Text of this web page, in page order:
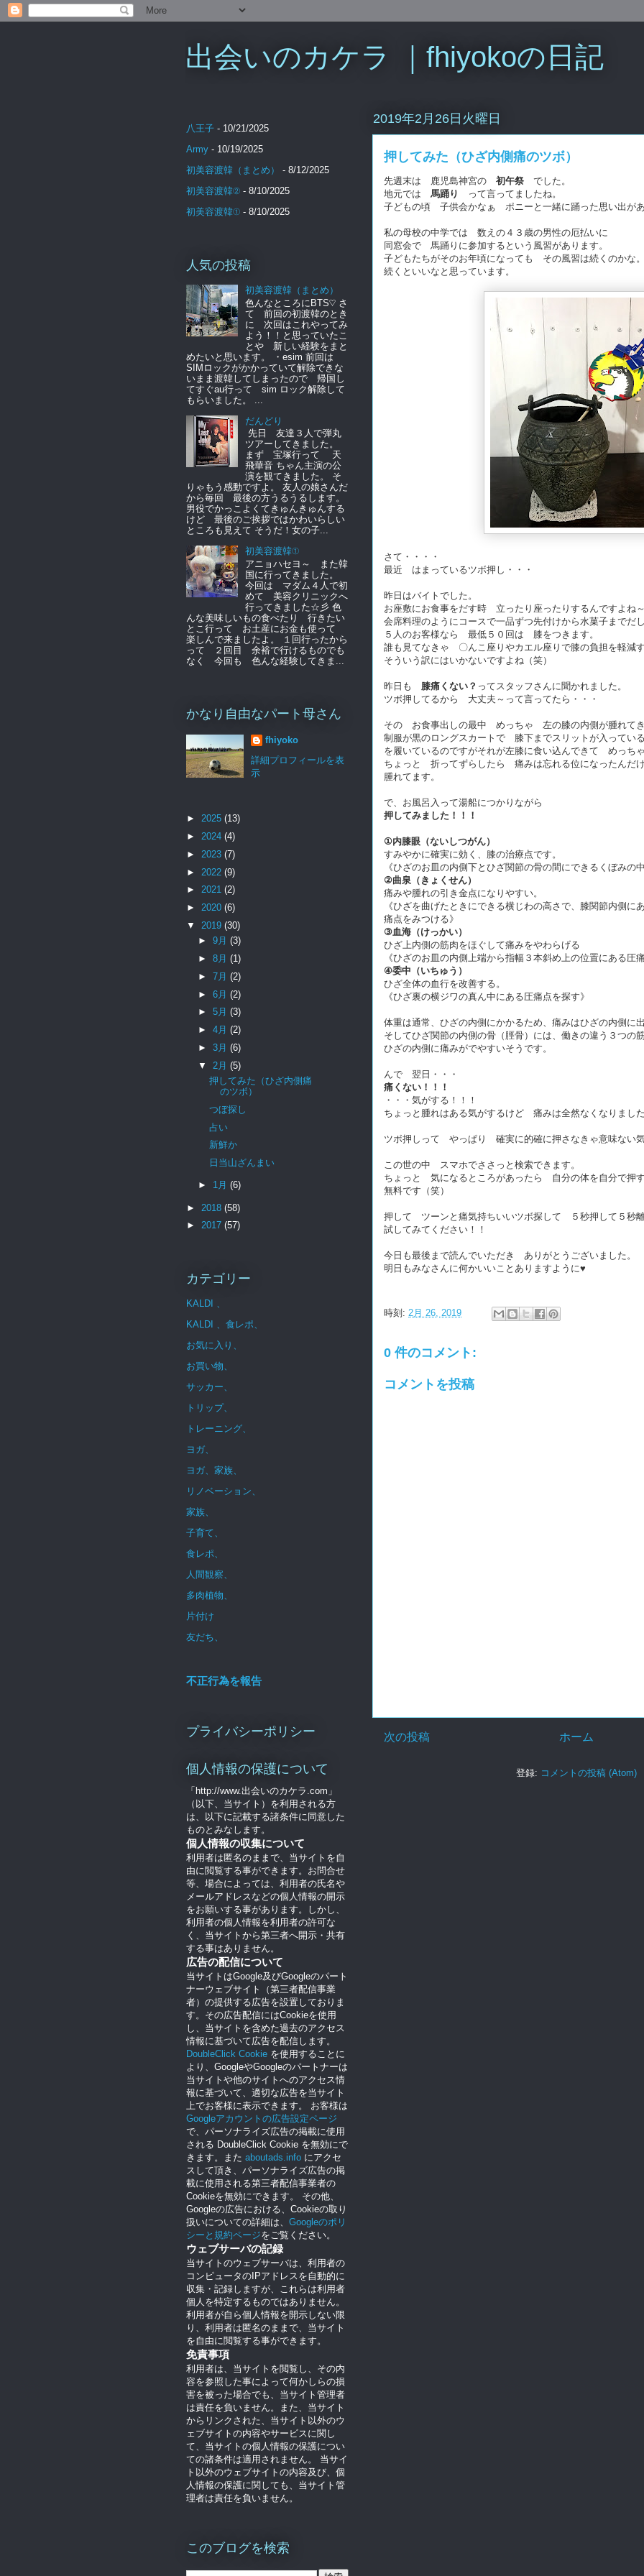
出会いのカケラ ｜fhiyokoの日記
2019年2月26日火曜日
押してみた（ひざ内側痛のツボ）
先週末は 鹿児島神宮の 初午祭 でした。
地元では 馬踊り
って言ってましたね。
子どもの頃 子供会かなぁ ポニーと一緒に踊った思い出が
私の母校の中学では 数えの４３歳の男性の厄払いに
同窓会で 馬踊りに参加するという風習があります。
子どもたちがそのお年頃になっても その風習は続くのかな
続くといいなと思っています。
さて・・・・
最近 はまっているツボ押し・・・
昨日はバイトでした。
お座敷にお食事をだす時 立ったり座ったりするんですよね
会席料理のようにコースで一品ずつ先付けから水菓子までだ
５人のお客様なら 最低５０回は 膝をつきます。
誰も見てなきゃ 〇んこ座りやカエル座りで膝の負担を軽減
そういう訳にはいかないですよね（笑）
昨日も 膝痛くない？ ってスタッフさんに聞かれました。
ツボ押してるから 大丈夫～って言ってたら・・・
その お食事出しの最中 めっちゃ 左の膝の内側が腫れて
制服が黒のロングスカートで 膝下までスリットが入ってい
を履いているのですがそれが左膝に食い込んできて めっち
ちょっと 折ってずらしたら 痛みは忘れる位になったんだ
腫れてます。
で、お風呂入って湯船につかりながら
押してみました！！！
①内膝眼（ないしつがん）
すみやかに確実に効く、膝の治療点です。
《ひざのお皿の内側下とひざ関節の骨の間にできるくぼみの
②曲泉（きょくせん）
痛みや腫れの引き金点になりやすい。
《ひざを曲げたときにできる横じわの高さで、膝関節内側に
痛点をみつける》
③血海（けっかい）
ひざ上内側の筋肉をほぐして痛みをやわらげる
《ひざのお皿の内側上端から指幅３本斜め上の位置にある圧
④委中（いちゅう）
ひざ全体の血行を改善する。
《ひざ裏の横ジワの真ん中にある圧痛点を探す》
体重は通常、ひざの内側にかかるため、痛みはひざの内側に
そしてひざ関節の内側の骨（脛骨）には、働きの違う３つの
ひざの内側に痛みがでやすいそうです。
んで 翌日・・・
痛くない！！！
・・・気がする！！！
ちょっと腫れはある気がするけど 痛みは全然なくなりまし
ツボ押しって やっぱり 確実に的確に押さなきゃ意味ない
この世の中 スマホでささっと検索できます。
ちょっと 気になるところがあったら 自分の体を自分で押
無料です（笑）
押して ツーンと痛気持ちいいツボ探して ５秒押して５秒
試してみてください！！
今日も最後まで読んでいただき ありがとうございました。
明日もみなさんに何かいいことありますように♥
時刻: 2月 26, 2019
0 件のコメント:
コメントを投稿
次の投稿 ホーム
登録: コメントの投稿 (Atom)
八王子 - 10/21/2025
Army - 10/19/2025
初美容渡韓（まとめ）
- 8/12/2025
初美容渡韓② - 8/10/2025
初美容渡韓① - 8/10/2025
人気の投稿
初美容渡韓（まとめ）
色んなところにBTS♡ さ
て 前回の初渡韓のとき
に 次回はこれやってみ
よう！！と思っていたこ
とや 新しい経験をまと
めたいと思います。 ・esim 前回は
SIMロックがかかっていて解除できな
いまま渡韓してしまったので 帰国し
てすぐau行って sim ロック解除して
もらいました。 ...
だんどり
先日 友達３人で弾丸
ツアーしてきました。
まず 宝塚行って 天
飛華音 ちゃん主演の公
演を観てきました。 そ
りゃもう感動ですよ。 友人の娘さんだ
から毎回 最後の方うるうるします。
男役でかっこよくてきゅんきゅんする
けど 最後のご挨拶ではかわいらしい
ところも見えて そうだ！女の子...
初美容渡韓①
アニョハセヨ～ また韓
国に行ってきました。
今回は マダム４人で初
めて 美容クリニックへ
行ってきました☆彡 色
んな美味しいもの食べたり 行きたい
とこ行って お土産にお金も使って
楽しんで来ましたよ。 １回行ったから
って ２回目 余裕で行けるものでも
なく 今回も 色んな経験してきま...
かなり自由なパート母さん
fhiyoko
詳細プロフィールを表
示
► 2025 (13)
► 2024 (4)
► 2023 (7)
► 2022 (9)
► 2021 (2)
► 2020 (6)
▼ 2019 (30)
► 9月 (3)
► 8月 (1)
► 7月 (2)
► 6月 (2)
► 5月 (3)
► 4月 (2)
► 3月 (6)
▼ 2月 (5)
押してみた（ひざ内側痛
のツボ）
つぼ探し
占い
新鮮か
日当山ざんまい
► 1月 (6)
► 2018 (58)
► 2017 (57)
カテゴリー
KALDI 、
KALDI 、食レポ、
お気に入り、
お買い物、
サッカー、
トリップ、
トレーニング、
ヨガ、
ヨガ、家族、
リノベーション、
家族、
子育て、
食レポ、
人間観察、
多肉植物、
片付け
友だち、
不正行為を報告
プライバシーポリシー
個人情報の保護について
「http://www.出会いのカケラ.com」
（以下、当サイト）を利用される方
は、以下に記載する諸条件に同意した
ものとみなします。
個人情報の収集について
利用者は匿名のままで、当サイトを自
由に閲覧する事ができます。お問合せ
等、場合によっては、利用者の氏名や
メールアドレスなどの個人情報の開示
をお願いする事があります。しかし、
利用者の個人情報を利用者の許可な
く、当サイトから第三者へ開示・共有
する事はありません。
広告の配信について
当サイトはGoogle及びGoogleのパート
ナーウェブサイト（第三者配信事業
者）の提供する広告を設置しておりま
す。その広告配信にはCookieを使用
し、当サイトを含めた過去のアクセス
情報に基づいて広告を配信します。
DoubleClick Cookie を使用することに
より、GoogleやGoogleのパートナーは
当サイトや他のサイトへのアクセス情
報に基づいて、適切な広告を当サイト
上でお客様に表示できます。 お客様は
Googleアカウントの広告設定ページ
で、パーソナライズ広告の掲載に使用
される DoubleClick Cookie を無効にで
きます。また aboutads.info にアクセ
スして頂き、パーソナライズ広告の掲
載に使用される第三者配信事業者の
Cookieを無効にできます。 その他、
Googleの広告における、Cookieの取り
扱いについての詳細は、 Googleのポリ
シーと規約ページをご覧ください。
ウェブサーバの記録
当サイトのウェブサーバは、利用者の
コンピュータのIPアドレスを自動的に
収集・記録しますが、これらは利用者
個人を特定するものではありません。
利用者が自ら個人情報を開示しない限
り、利用者は匿名のままで、当サイト
を自由に閲覧する事ができます。
免責事項
利用者は、当サイトを閲覧し、その内
容を参照した事によって何かしらの損
害を被った場合でも、当サイト管理者
は責任を負いません。また、当サイト
からリンクされた、当サイト以外のウ
ェブサイトの内容やサービスに関し
て、当サイトの個人情報の保護につい
ての諸条件は適用されません。 当サイ
ト以外のウェブサイトの内容及び、個
人情報の保護に関しても、当サイト管
理者は責任を負いません。
このブログを検索